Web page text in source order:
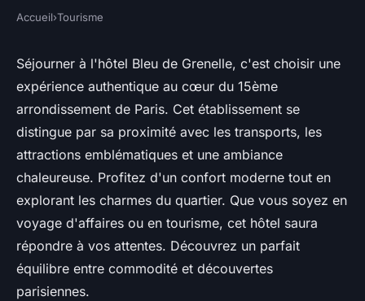
Séjournez au cœur de Paris 15
à l'hôtel Bleu de Grenelle
Mathilde•27 février 2025•3 min de lecture
Accueil›Tourisme
Séjourner à l'hôtel Bleu de Grenelle, c'est choisir une
expérience authentique au cœur du 15ème
arrondissement de Paris. Cet établissement se
distingue par sa proximité avec les transports, les
attractions emblématiques et une ambiance
chaleureuse. Profitez d'un confort moderne tout en
explorant les charmes du quartier. Que vous soyez en
voyage d'affaires ou en tourisme, cet hôtel saura
répondre à vos attentes. Découvrez un parfait
équilibre entre commodité et découvertes
parisiennes.